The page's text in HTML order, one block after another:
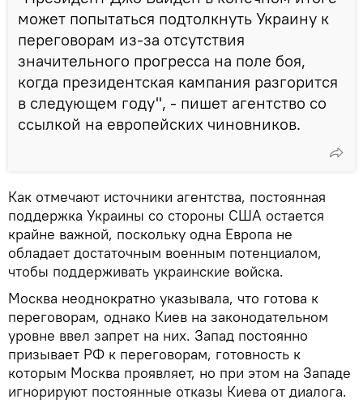
может попытаться подтолкнуть Украину к
переговорам из-за отсутствия
значительного прогресса на поле боя,
когда президентская кампания разгорится
в следующем году", - пишет агентство со
ссылкой на европейских чиновников.
Как отмечают источники агентства, постоянная
поддержка Украины со стороны США остается
крайне важной, поскольку одна Европа не
обладает достаточным военным потенциалом,
чтобы поддерживать украинские войска.
Москва неоднократно указывала, что готова к
переговорам, однако Киев на законодательном
уровне ввел запрет на них. Запад постоянно
призывает РФ к переговорам, готовность к
которым Москва проявляет, но при этом на Западе
игнорируют постоянные отказы Киева от диалога.